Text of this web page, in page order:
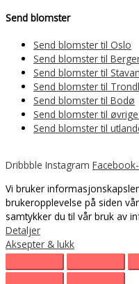
Send blomster
Send blomster til Oslo
Send blomster til
Send blomster til
Send blomster til
Send blomster til Bodø
Send blomster til
Send blomster til
Dribbble Instagram
Vi bruker
brukeropplevelse på siden
samtykker du til vår bruk av
Detaljer
Aksepter & lukk